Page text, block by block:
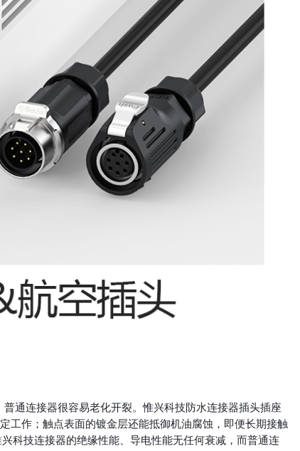
通连接器很容易老化开裂。惟兴科技防水连接器插头插座
作；触点表面的镀金层还能抵御机油腐蚀，即便长期接触
科技连接器的绝缘性能、导电性能无任何衰减，而普通连